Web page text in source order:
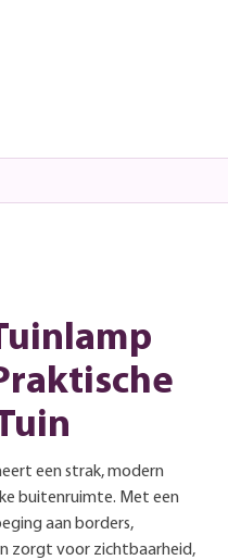
een strak, modern
buitenruimte. Met een
aan borders,
zorgt voor zichtbaarheid,